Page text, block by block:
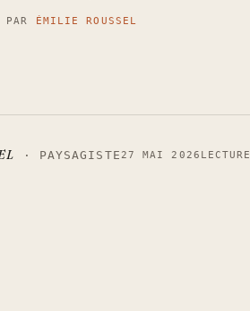
PAR ÉMILIE ROUSSEL
· PAYSAGISTE 27 MAI 2026